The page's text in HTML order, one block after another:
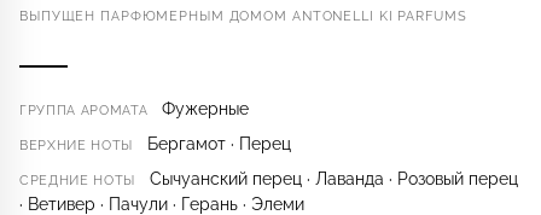
ВЫПУЩЕН ПАРФЮМЕРНЫМ ДОМОМ ANTONELLI KI PARFUMS
ГРУППА АРОМАТА Фужерные
ВЕРХНИЕ НОТЫ Бергамот · Перец
СРЕДНИЕ НОТЫ
Сычуанский перец · Лаванда · Розовый перец
· Ветивер · Пачули · Герань · Элеми